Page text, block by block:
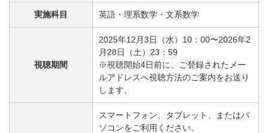
実施科目 英語・理系数学・文系数学
視聴期間
2025年12月3日（水）10：00〜2026年2
月28日（土）23：59
※視聴開始4日前に、ご登録されたメー
ルアドレスへ視聴方法のご案内をお送り
します。
スマートフォン、タブレット、またはパ
ソコンをご利用ください。